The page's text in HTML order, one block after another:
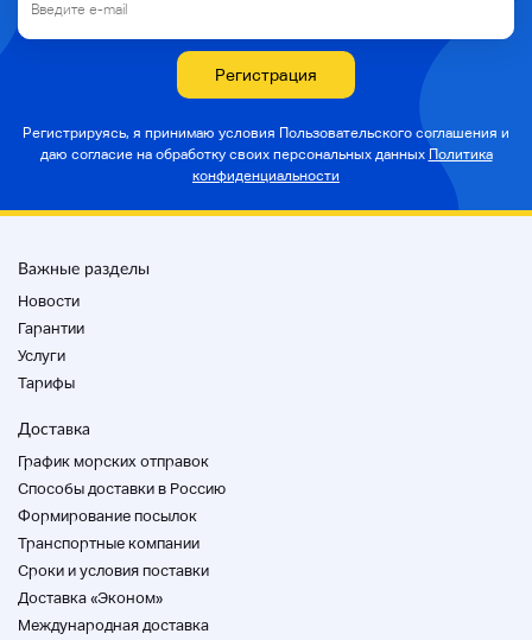
Регистрация
Регистрируясь, я принимаю условия Пользовательского соглашения и
даю согласие на обработку своих персональных данных Политика
конфиденциальности
Важные разделы
Новости
Гарантии
Услуги
Тарифы
Доставка
График морских отправок
Способы доставки в Россию
Формирование посылок
Транспортные компании
Cроки и условия поставки
Доставка «Эконом»
Международная доставка